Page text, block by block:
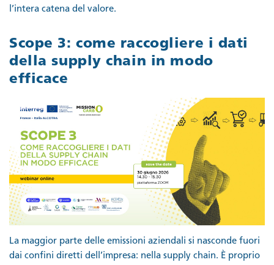
l’intera catena del valore.
Scope 3: come raccogliere i dati
della supply chain in modo
efficace
La maggior parte delle emissioni aziendali si nasconde fuori
dai confini diretti dell’impresa: nella supply chain. È proprio